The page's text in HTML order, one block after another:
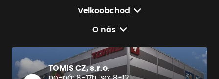
Velkoobchod
O nás
TOMIS CZ, s.r.o.